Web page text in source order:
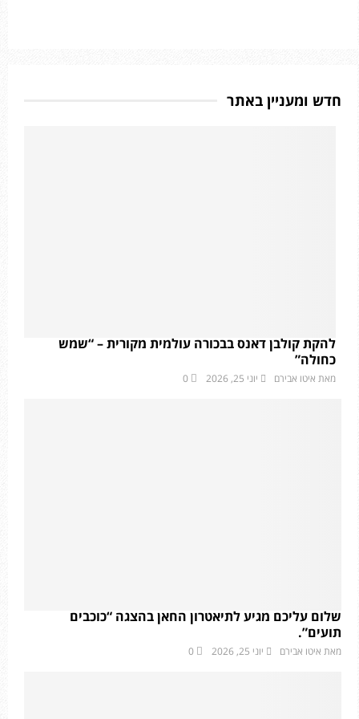
חדש ומעניין באתר
להקת קולבן דאנס בבכורה עולמית מקורית – “שמש
כחולה”
מאת איטו אבירם יוני 25, 2026 0
שלום עליכם מגיע לתיאטרון החאן בהצגה “כוכבים
תועים”.
מאת איטו אבירם יוני 25, 2026 0